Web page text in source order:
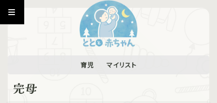
育児 マイリスト
完母